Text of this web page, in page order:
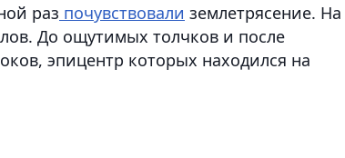
раз почувствовали землетрясение. На
До ощутимых толчков и после
эпицентр которых находился на